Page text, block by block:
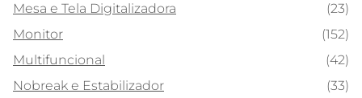
Mesa e Tela Digitalizadora
(23)
Monitor
(152)
Multifuncional
(42)
Nobreak e Estabilizador
(33)